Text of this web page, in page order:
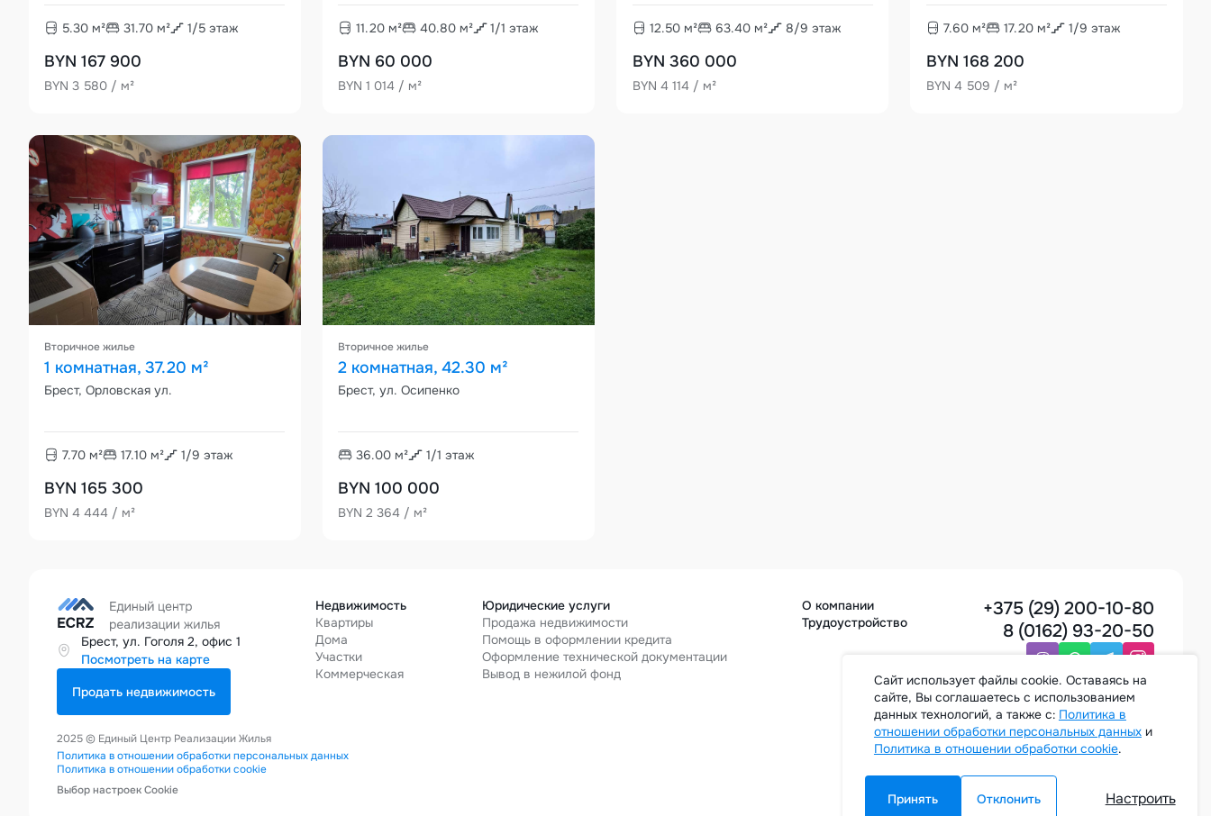
5.30м² 31.70м² 1/5 этаж
BYN 167 900
BYN 3 580 / м²
11.20 м² 40.80м² 1/1 этаж
BYN 60 000
BYN 1 014 / м²
12.50 м² 63.40м² 8/9 этаж
BYN 360 000
BYN 4 114 / м²
7.60 м² 17.20 м² 1/9 этаж
BYN 168 200
BYN 4 509 / м²
Вторичное жилье
1 комнатная, 37.20 м²
Брест, Орловская ул.
7.70м² 17.10м² 1/9 этаж
BYN 165 300
BYN 4 444 / м²
Вторичное жилье
2 комнатная, 42.30 м²
Брест, ул. Осипенко
36.00 м² 1/1 этаж
BYN 100 000
BYN 2 364 / м²
Брест, ул. Гоголя 2, офис 1
Посмотреть на карте
Продать недвижимость
Недвижимость
Квартиры
Дома
Участки
Коммерческая
Юридические услуги
Продажа недвижимости
Помощь в оформлении кредита
Оформление технической документации
Вывод в нежилой фонд
О компании
Трудоустройство
+375 (29) 200-10-80
8 (0162) 93-20-50
Заказать звонок
2025 © Единый Центр Реализации Жилья
Политика в отношении обработки персональных данных
Политика в отношении обработки cookie
Выбор настроек Cookie
Cайт использует файлы cookie. Оставаясь на
сайте, Вы соглашаетесь с использованием
данных технологий, а также с: Политика в
отношении обработки персональных данных и
Политика в отношении обработки cookie.
Принять Отклонить Настроить